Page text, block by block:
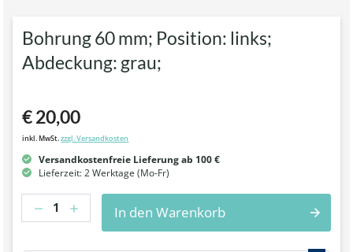
Bohrung 60 mm; Position: links;
Abdeckung: grau;
€ 20,00
inkl. MwSt.zzgl. Versandkosten
Versandkostenfreie Lieferung ab 100 €
Lieferzeit: 2 Werktage (Mo-Fr)
Anzahl
In den Warenkorb